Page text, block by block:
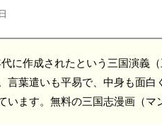
に作成されたという三国演義
言葉遣いも平易で、中身も面
います。無料の三国志漫画（マ